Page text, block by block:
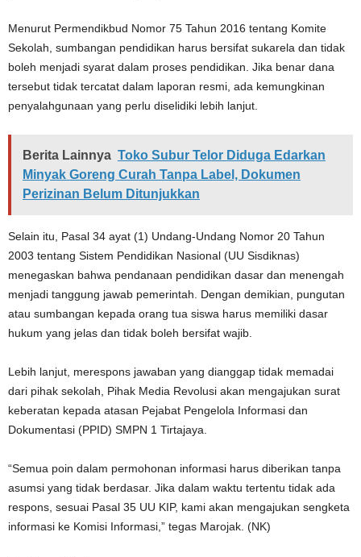
Menurut Permendikbud Nomor 75 Tahun 2016 tentang Komite
Sekolah, sumbangan pendidikan harus bersifat sukarela dan tidak
boleh menjadi syarat dalam proses pendidikan. Jika benar dana
tersebut tidak tercatat dalam laporan resmi, ada kemungkinan
penyalahgunaan yang perlu diselidiki lebih lanjut.
Berita Lainnya Toko Subur Telor Diduga Edarkan
Minyak Goreng Curah Tanpa Label, Dokumen
Perizinan Belum Ditunjukkan
Selain itu, Pasal 34 ayat (1) Undang-Undang Nomor 20 Tahun
2003 tentang Sistem Pendidikan Nasional (UU Sisdiknas)
menegaskan bahwa pendanaan pendidikan dasar dan menengah
menjadi tanggung jawab pemerintah. Dengan demikian, pungutan
atau sumbangan kepada orang tua siswa harus memiliki dasar
hukum yang jelas dan tidak boleh bersifat wajib.
Lebih lanjut, merespons jawaban yang dianggap tidak memadai
dari pihak sekolah, Pihak Media Revolusi akan mengajukan surat
keberatan kepada atasan Pejabat Pengelola Informasi dan
Dokumentasi (PPID) SMPN 1 Tirtajaya.
“Semua poin dalam permohonan informasi harus diberikan tanpa
asumsi yang tidak berdasar. Jika dalam waktu tertentu tidak ada
respons, sesuai Pasal 35 UU KIP, kami akan mengajukan sengketa
informasi ke Komisi Informasi,” tegas Marojak. (NK)